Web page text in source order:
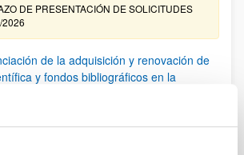
DE PRESENTACIÓN DE SOLICITUDES
2026
de la adquisición y renovación de
y fondos bibliográficos en la